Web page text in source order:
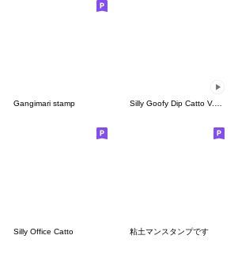
Gangimari stamp Silly Goofy Dip Catto V.4.5 (Animated)
Silly Office Catto 粘土マンスタンプです